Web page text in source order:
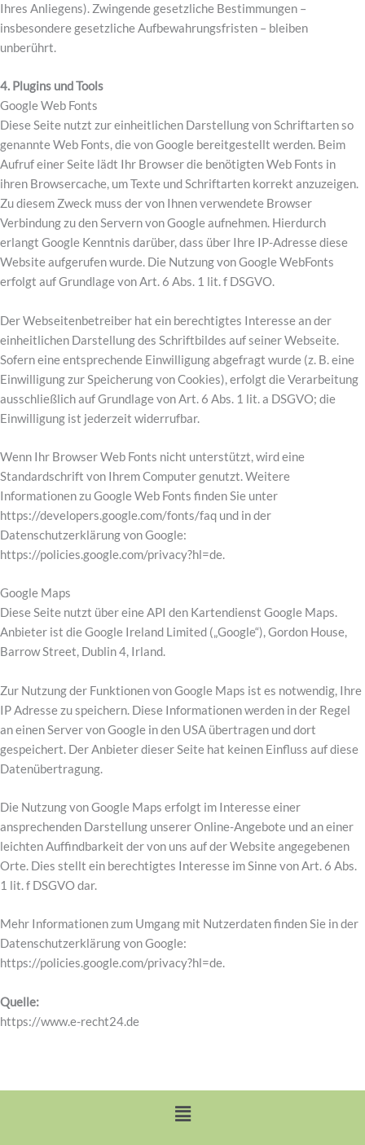
Ihres Anliegens). Zwingende gesetzliche Bestimmungen –
insbesondere gesetzliche Aufbewahrungsfristen – bleiben
unberührt.
4. Plugins und Tools
Google Web Fonts
Diese Seite nutzt zur einheitlichen Darstellung von Schriftarten so
genannte Web Fonts, die von Google bereitgestellt werden. Beim
Aufruf einer Seite lädt Ihr Browser die benötigten Web Fonts in
ihren Browsercache, um Texte und Schriftarten korrekt anzuzeigen.
Zu diesem Zweck muss der von Ihnen verwendete Browser
Verbindung zu den Servern von Google aufnehmen. Hierdurch
erlangt Google Kenntnis darüber, dass über Ihre IP-Adresse diese
Website aufgerufen wurde. Die Nutzung von Google WebFonts
erfolgt auf Grundlage von Art. 6 Abs. 1 lit. f DSGVO.
Der Webseitenbetreiber hat ein berechtigtes Interesse an der
einheitlichen Darstellung des Schriftbildes auf seiner Webseite.
Sofern eine entsprechende Einwilligung abgefragt wurde (z. B. eine
Einwilligung zur Speicherung von Cookies), erfolgt die Verarbeitung
ausschließlich auf Grundlage von Art. 6 Abs. 1 lit. a DSGVO; die
Einwilligung ist jederzeit widerrufbar.
Wenn Ihr Browser Web Fonts nicht unterstützt, wird eine
Standardschrift von Ihrem Computer genutzt. Weitere
Informationen zu Google Web Fonts finden Sie unter
https://developers.google.com/fonts/faq und in der
Datenschutzerklärung von Google:
https://policies.google.com/privacy?hl=de.
Google Maps
Diese Seite nutzt über eine API den Kartendienst Google Maps.
Anbieter ist die Google Ireland Limited („Google“), Gordon House,
Barrow Street, Dublin 4, Irland.
Zur Nutzung der Funktionen von Google Maps ist es notwendig, Ihre
IP Adresse zu speichern. Diese Informationen werden in der Regel
an einen Server von Google in den USA übertragen und dort
gespeichert. Der Anbieter dieser Seite hat keinen Einfluss auf diese
Datenübertragung.
Die Nutzung von Google Maps erfolgt im Interesse einer
ansprechenden Darstellung unserer Online-Angebote und an einer
leichten Auffindbarkeit der von uns auf der Website angegebenen
Orte. Dies stellt ein berechtigtes Interesse im Sinne von Art. 6 Abs.
1 lit. f DSGVO dar.
Mehr Informationen zum Umgang mit Nutzerdaten finden Sie in der
Datenschutzerklärung von Google:
https://policies.google.com/privacy?hl=de.
Quelle:
https://www.e-recht24.de
Menü